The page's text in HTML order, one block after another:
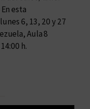
esta
6, 13, 20 y 27
Aula 8
h.